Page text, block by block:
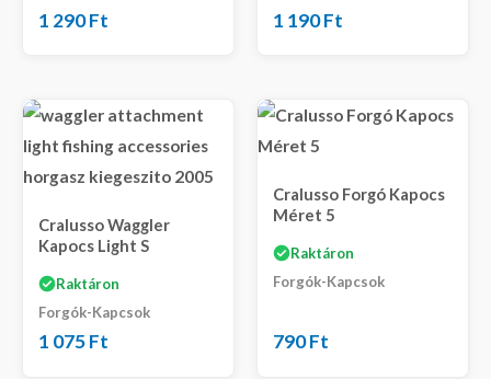
1 290Ft 1 190Ft
Cralusso Waggler
Kapocs Light S
Raktáron
Forgók-Kapcsok
1 075Ft
Cralusso Forgó Kapocs
Méret 5
Raktáron
Forgók-Kapcsok
790Ft